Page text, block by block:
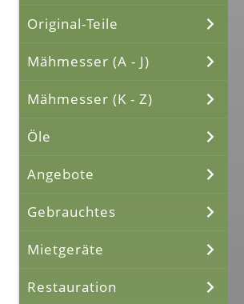
Original-Teile
Mähmesser (A - J)
Mähmesser (K - Z)
Öle
Angebote
Gebrauchtes
Mietgeräte
Restauration